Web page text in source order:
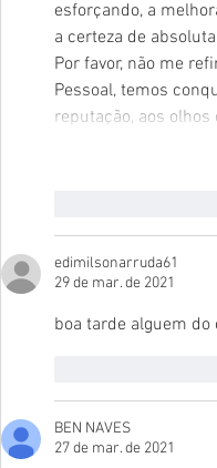
esforçando, a
a certeza de
Por favor, não me
Pessoal, temos
reputação, aos
edimilsonarruda61
29 de mar. de 2021
boa tarde alguem
BEN NAVES
27 de mar. de 2021